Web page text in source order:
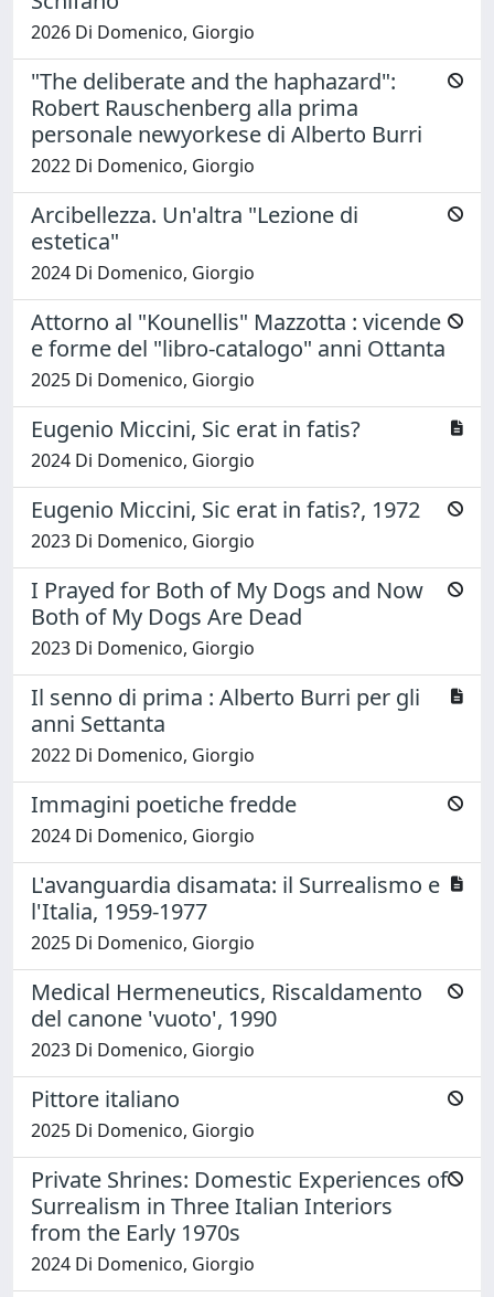
2026 Di Domenico, Giorgio
"The deliberate and the haphazard":
Robert Rauschenberg alla prima
personale newyorkese di Alberto Burri
2022 Di Domenico, Giorgio
Arcibellezza. Un'altra "Lezione di
estetica"
2024 Di Domenico, Giorgio
Attorno al "Kounellis" Mazzotta : vicende
e forme del "libro-catalogo" anni Ottanta
2025 Di Domenico, Giorgio
Eugenio Miccini, Sic erat in fatis?
2024 Di Domenico, Giorgio
Eugenio Miccini, Sic erat in fatis?, 1972
2023 Di Domenico, Giorgio
I Prayed for Both of My Dogs and Now
Both of My Dogs Are Dead
2023 Di Domenico, Giorgio
Il senno di prima : Alberto Burri per gli
anni Settanta
2022 Di Domenico, Giorgio
Immagini poetiche fredde
2024 Di Domenico, Giorgio
L'avanguardia disamata: il Surrealismo e
l'Italia, 1959-1977
2025 Di Domenico, Giorgio
Medical Hermeneutics, Riscaldamento
del canone 'vuoto', 1990
2023 Di Domenico, Giorgio
Pittore italiano
2025 Di Domenico, Giorgio
Private Shrines: Domestic Experiences of
Surrealism in Three Italian Interiors
from the Early 1970s
2024 Di Domenico, Giorgio